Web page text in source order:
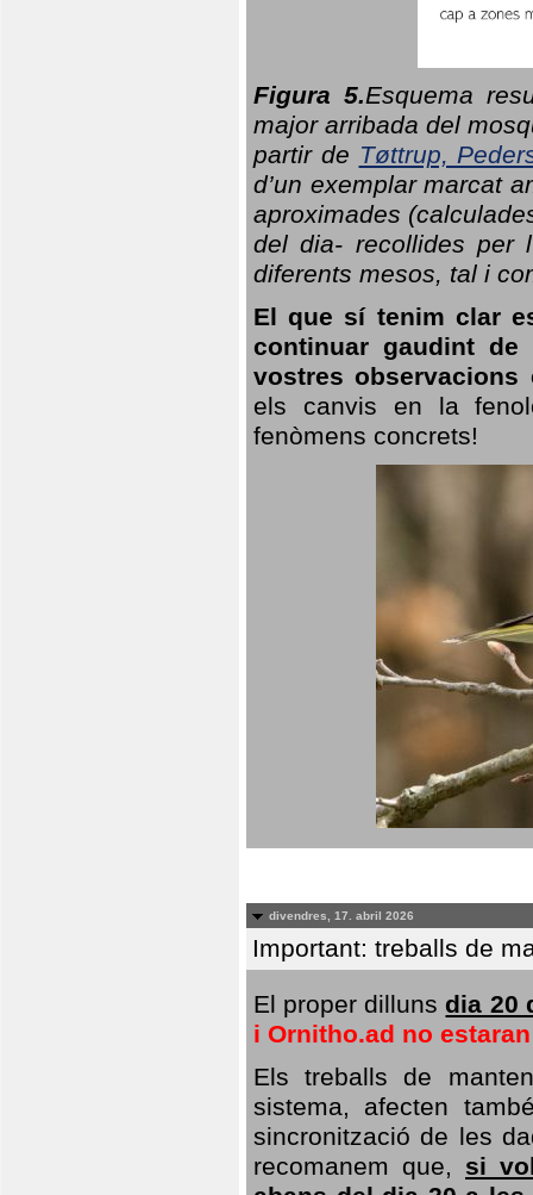
Figura 5.Esquema
major arribada del
partir de Tøttrup,
d’un exemplar marcat
aproximades
del dia- recollides per
diferents mesos, tal i
El que sí tenim clar
continuar gaudint
vostres
els canvis en la
fenòmens concrets!
divendres, 17. abril 2026
Important: treballs de
El proper dilluns dia 20
i Ornitho.ad no
Els treballs de
sistema, afecten
sincronització de les
recomanem que, si